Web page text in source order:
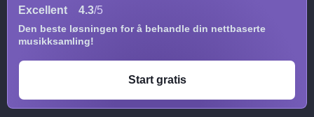
Excellent 4.3/5
Den beste løsningen for å behandle din nettbaserte
musikksamling!
Start gratis